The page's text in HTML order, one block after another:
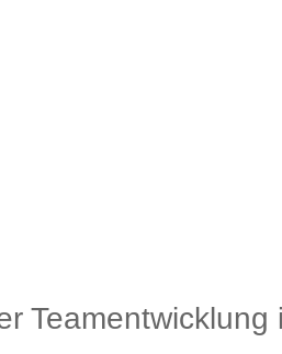
Teamentwicklung